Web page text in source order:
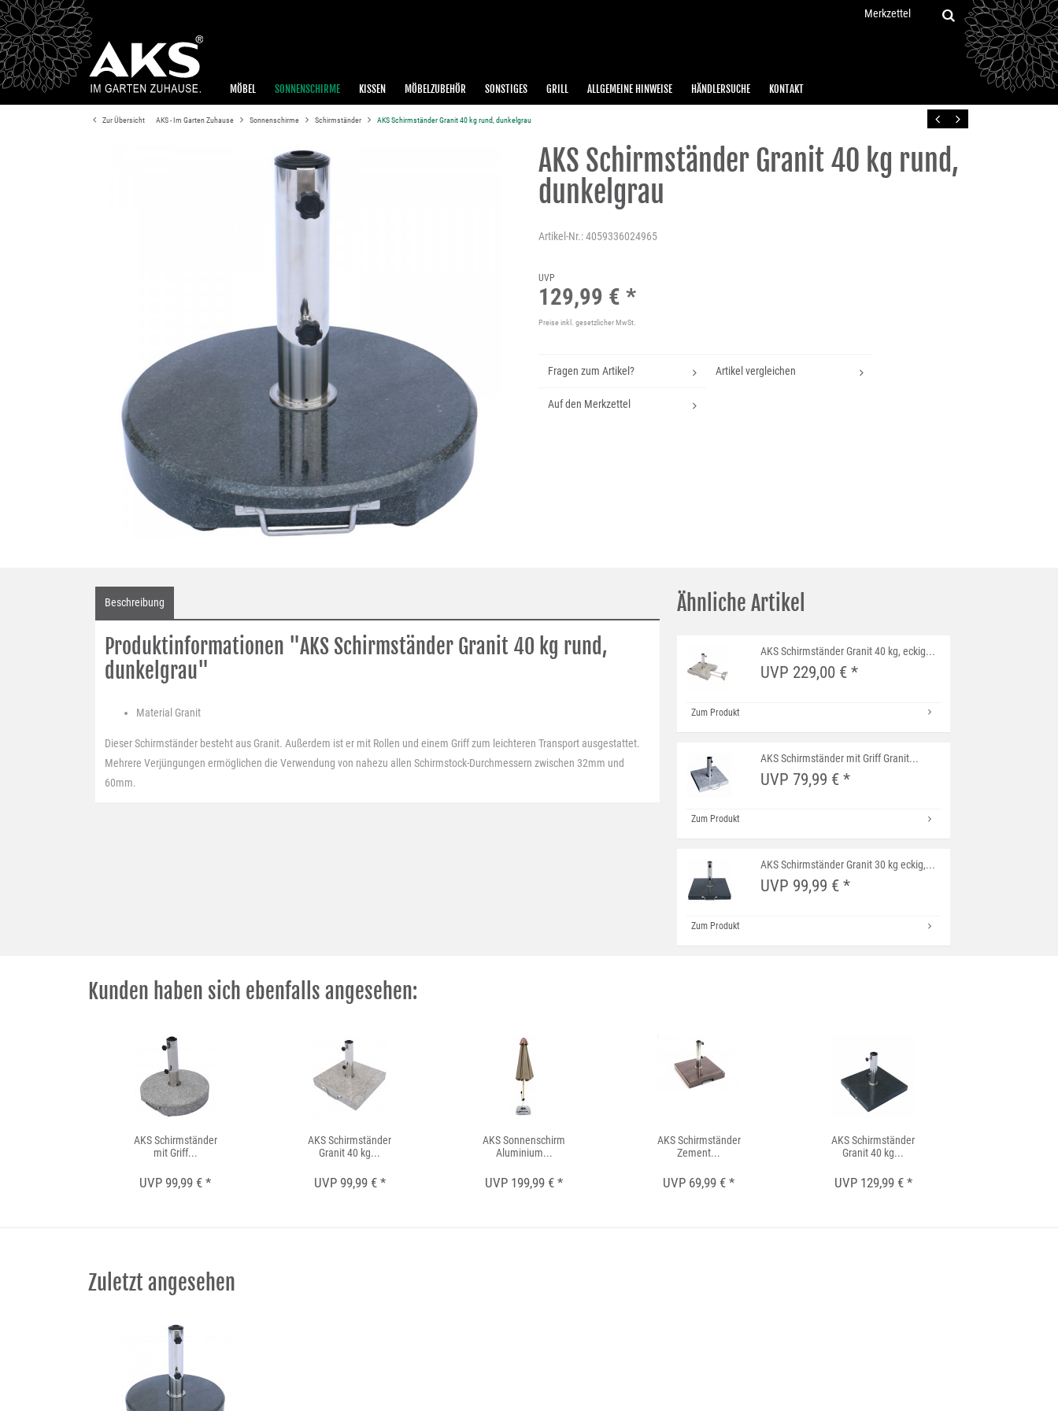
Merkzettel
MÖBEL SONNENSCHIRME KISSEN MÖBELZUBEHÖR SONSTIGES GRILL ALLGEMEINE HINWEISE HÄNDLERSUCHE KONTAKT
Zur Übersicht AKS - Im Garten Zuhause Sonnenschirme Schirmständer AKS Schirmständer Granit 40 kg rund, dunkelgrau Zurück Vor
AKS Schirmständer Granit 40 kg rund,
dunkelgrau
Artikel-Nr.:4059336024965
UVP
129,99 € *
Preise inkl. gesetzlicher MwSt.
Fragen zum Artikel? Artikel vergleichen
Auf den Merkzettel
Beschreibung
Produktinformationen "AKS Schirmständer Granit 40 kg rund,
dunkelgrau"
Material Granit
Dieser Schirmständer besteht aus Granit. Außerdem ist er mit Rollen und einem Griff zum leichteren Transport ausgestattet.
Mehrere Verjüngungen ermöglichen die Verwendung von nahezu allen Schirmstock-Durchmessern zwischen 32mm und
60mm.
Ähnliche Artikel
AKS Schirmständer Granit 40 kg, eckig...
UVP 229,00 € *
Zum Produkt
AKS Schirmständer mit Griff Granit...
UVP 79,99 € *
Zum Produkt
AKS Schirmständer Granit 30 kg eckig,...
UVP 99,99 € *
Zum Produkt
Kunden haben sich ebenfalls angesehen:
AKS Schirmständer
mit Griff...
UVP 99,99 € *
AKS Schirmständer
Granit 40 kg...
UVP 99,99 € *
AKS Sonnenschirm
Aluminium...
UVP 199,99 € *
AKS Schirmständer
Zement...
UVP 69,99 € *
AKS Schirmständer
Granit 40 kg...
UVP 129,99 € *
Zuletzt angesehen